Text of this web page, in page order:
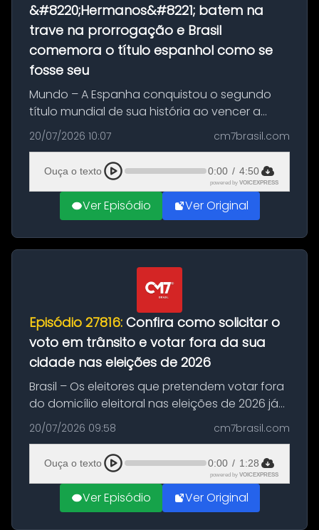
&#8220;Hermanos&#8221; batem na
trave na prorrogação e Brasil
comemora o título espanhol como se
fosse seu
Mundo – A Espanha conquistou o segundo
título mundial de sua história ao vencer a
Argentina por 1 a 0, neste domingo (19), na
decisão da Copa do Mundo de 2026. Depois
de um duelo sem gols durante o te...
20/07/2026 10:07 cm7brasil.com
Ouça o texto 0:00 / 4:50
powered by VOICEXPRESS
Ver Episódio Ver Original
Episódio 27816: Confira como solicitar o
voto em trânsito e votar fora da sua
cidade nas eleições de 2026
Brasil – Os eleitores que pretendem votar fora
do domicílio eleitoral nas eleições de 2026 já
podem solicitar o voto em trânsito a partir
desta segunda-feira (20). O pedido pode ser
feito até 20 de ag...
20/07/2026 09:58 cm7brasil.com
Ouça o texto 0:00 / 1:28
powered by VOICEXPRESS
Ver Episódio Ver Original